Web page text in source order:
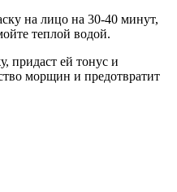
на лицо на 30-40 минут,
теплой водой.
придаст ей тонус и
морщин и предотвратит